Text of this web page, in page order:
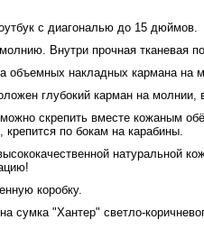
с диагональю до 15 дюймов.
Внутри прочная тканевая
объемных накладных кармана на
глубокий карман на
скрепить вместе кожаным
крепится по бокам на карабины.
натуральной
коробку.
сумка "Хантер" светло-